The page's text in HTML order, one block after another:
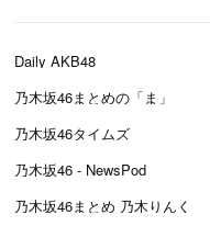
Daily AKB48
乃木坂46まとめの「ま」
乃木坂46タイムズ
乃木坂46 - NewsPod
乃木坂46まとめ 乃木りんく